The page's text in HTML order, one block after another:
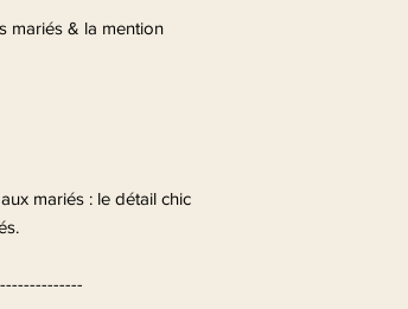
mariés & la mention
mariés : le détail chic